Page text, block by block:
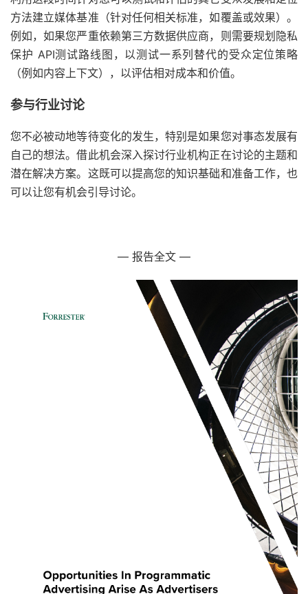
方法建立媒体基准（针对任何相关标准，如覆盖或效果）。
例如，如果您严重依赖第三方数据供应商，则需要规划隐私
保护 API测试路线图，以测试一系列替代的受众定位策略
（例如内容上下文），以评估相对成本和价值。
参与行业讨论
您不必被动地等待变化的发生，特别是如果您对事态发展有
自己的想法。借此机会深入探讨行业机构正在讨论的主题和
潜在解决方案。这既可以提高您的知识基础和准备工作，也
可以让您有机会引导讨论。
— 报告全文 —